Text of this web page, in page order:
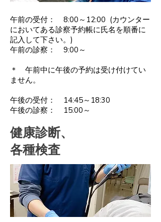
午前の受付： 8:00～12:00 (カウンター
においてある診察予約帳に氏名を順番に
記入して下さい。)
午前の診察： 9:00～
＊ 午前中に午後の予約は受け付けてい
ません。
午後の受付： 14:45～18:30
午後の診察： 15:00～
健康診断、
各種検査